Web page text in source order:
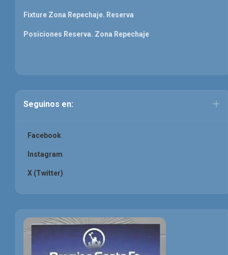
Fixture Zona Repechaje. Reserva
Posiciones Reserva. Zona Repechaje
Seguinos en:
Facebook
Instagram
X (Twitter)